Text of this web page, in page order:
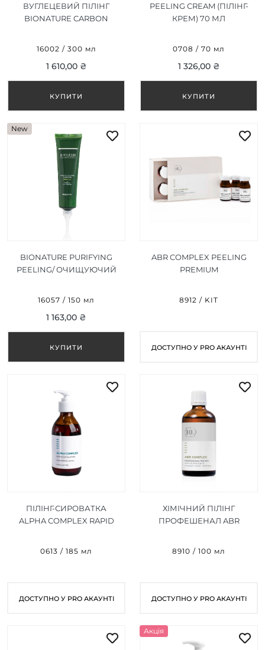
ВУГЛЕЦЕВИЙ ПІЛІНГ
BIONATURE CARBON
16002 / 300 мл
1 610,00 ₴
PEELING CREAM (ПІЛІНГ-
КРЕМ) 70 МЛ
0708 / 70 мл
1 326,00 ₴
New
BIONATURE PURIFYING
PEELING/ ОЧИЩУЮЧИЙ
16057 / 150 мл
1 163,00 ₴
ABR COMPLEX PEELING
PREMIUM
8912 / KIT
ДОСТУПНО У PRO АКАУНТІ
ПІЛІНГ-СИРОВАТКА
ALPHA COMPLEX RAPID
0613 / 185 мл
ДОСТУПНО У PRO АКАУНТІ
ХІМІЧНИЙ ПІЛІНГ
ПРОФЕШЕНАЛ ABR
8910 / 100 мл
ДОСТУПНО У PRO АКАУНТІ
Акція